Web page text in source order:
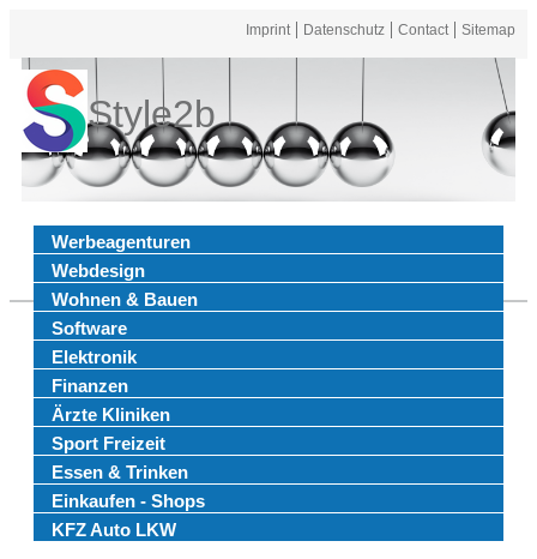
Imprint Datenschutz Contact Sitemap
Style2b
Werbeagenturen
Webdesign
Wohnen & Bauen
Software
Elektronik
Finanzen
Ärzte Kliniken
Sport Freizeit
Essen & Trinken
Einkaufen - Shops
KFZ Auto LKW